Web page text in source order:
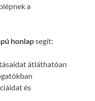
a
honlapsegít:
átláthatóan
és